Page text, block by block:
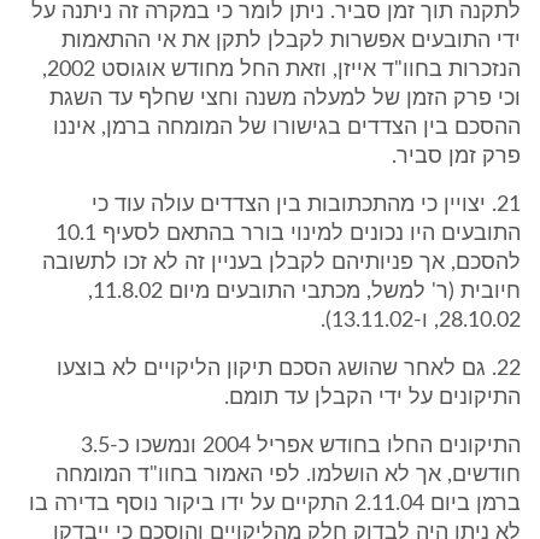
לתקנה תוך זמן סביר. ניתן לומר כי במקרה זה ניתנה על
ידי התובעים אפשרות לקבלן לתקן את אי ההתאמות
הנזכרות בחוו"ד אייזן, וזאת החל מחודש אוגוסט 2002,
וכי פרק הזמן של למעלה משנה וחצי שחלף עד השגת
ההסכם בין הצדדים בגישורו של המומחה ברמן, איננו
פרק זמן סביר.
21. יצויין כי מהתכתובות בין הצדדים עולה עוד כי
התובעים היו נכונים למינוי בורר בהתאם לסעיף 10.1
להסכם, אך פניותיהם לקבלן בעניין זה לא זכו לתשובה
חיובית (ר' למשל, מכתבי התובעים מיום 11.8.02,
28.10.02, ו-13.11.02).
22. גם לאחר שהושג הסכם תיקון הליקויים לא בוצעו
התיקונים על ידי הקבלן עד תומם.
התיקונים החלו בחודש אפריל 2004 ונמשכו כ-3.5
חודשים, אך לא הושלמו. לפי האמור בחוו"ד המומחה
ברמן ביום 2.11.04 התקיים על ידו ביקור נוסף בדירה בו
לא ניתן היה לבדוק חלק מהליקויים והוסכם כי ייבדקו